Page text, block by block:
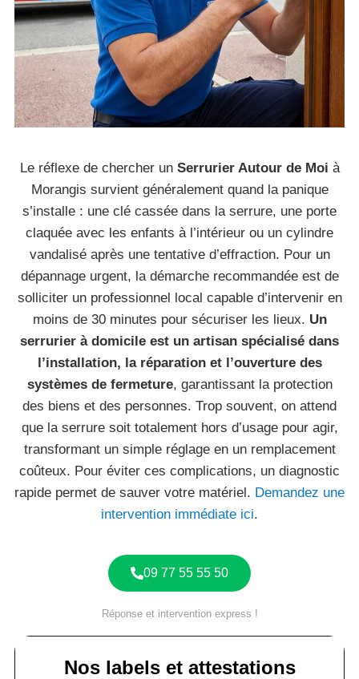
Le réflexe de chercher un Serrurier Autour de Moi à
Morangis survient généralement quand la panique
s’installe : une clé cassée dans la serrure, une porte
claquée avec les enfants à l’intérieur ou un cylindre
vandalisé après une tentative d’effraction. Pour un
dépannage urgent, la démarche recommandée est de
solliciter un professionnel local capable d’intervenir en
moins de 30 minutes pour sécuriser les lieux. Un
serrurier à domicile est un artisan spécialisé dans
l’installation, la réparation et l’ouverture des
systèmes de fermeture, garantissant la protection
des biens et des personnes. Trop souvent, on attend
que la serrure soit totalement hors d’usage pour agir,
transformant un simple réglage en un remplacement
coûteux. Pour éviter ces complications, un diagnostic
rapide permet de sauver votre matériel. Demandez une
intervention immédiate ici.
09 77 55 55 50
Réponse et intervention express !
Nos labels et attestations